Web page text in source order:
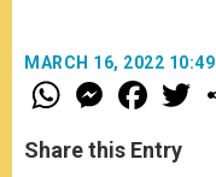
MARCH 16, 2022 10:49
W
h
t
s
M
e
s
e
F
a
e
b
T
w
Share this Entry